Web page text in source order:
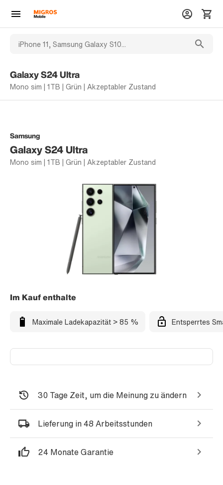
Galaxy S24 Ultra
Mono sim | 1TB | Grün | Akzeptabler Zustand
Samsung
Galaxy S24 Ultra
Mono sim | 1TB | Grün | Akzeptabler Zustand
Im Kauf enthalte
Maximale Ladekapazität > 85 % Entsperrtes
30 Tage Zeit, um die Meinung zu ändern
Lieferung in 48 Arbeitsstunden
24 Monate Garantie